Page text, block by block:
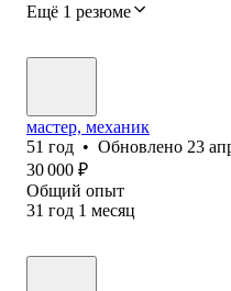
Ещё 1 резюме
мастер, механик
51 год • Обновлено 23
30 000 ₽
Общий опыт
31 год 1 месяц